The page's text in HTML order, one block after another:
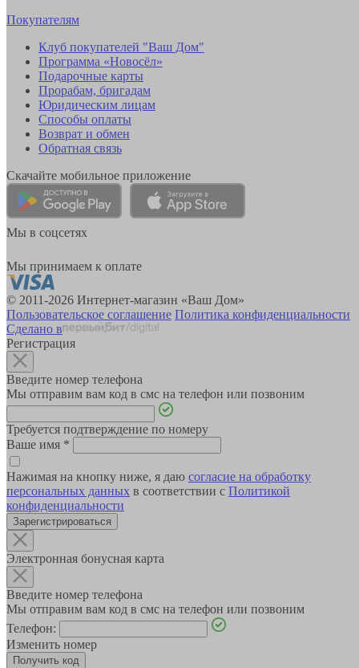
Покупателям
Клуб покупателей "Ваш Дом"
Программа «Новосёл»
Подарочные карты
Прорабам, бригадам
Юридическим лицам
Способы оплаты
Возврат и обмен
Обратная связь
Скачайте мобильное приложение
Мы в соцсетях
Мы принимаем к оплате
© 2011-2026 Интернет-магазин «Ваш Дом»
Пользовательское соглашение Политика конфиденциальности
Сделано в
Регистрация
Введите номер телефона
Мы отправим вам код в смс на телефон или позвоним
Требуется подтверждение по номеру
Ваше имя *
Нажимая на кнопку ниже, я даю согласие на обработку
персональных данных в соответствии с Политикой
конфиденциальности
Зарегистрироваться
Электронная бонусная карта
Введите номер телефона
Мы отправим вам код в смс на телефон или позвоним
Телефон:
Изменить номер